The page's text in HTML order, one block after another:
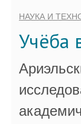
НАУКА И
Учёба